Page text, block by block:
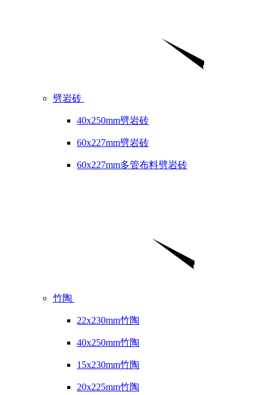
劈岩砖
40x250mm劈岩砖
60x227mm劈岩砖
60x227mm多管布料劈岩砖
竹陶
22x230mm竹陶
40x250mm竹陶
15x230mm竹陶
20x225mm竹陶